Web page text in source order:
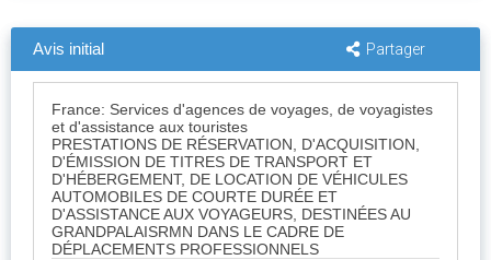
Avis initial Partager
France: Services d'agences de voyages, de voyagistes
et d'assistance aux touristes
PRESTATIONS DE RÉSERVATION, D'ACQUISITION,
D'ÉMISSION DE TITRES DE TRANSPORT ET
D'HÉBERGEMENT, DE LOCATION DE VÉHICULES
AUTOMOBILES DE COURTE DURÉE ET
D'ASSISTANCE AUX VOYAGEURS, DESTINÉES AU
GRANDPALAISRMN DANS LE CADRE DE
DÉPLACEMENTS PROFESSIONNELS